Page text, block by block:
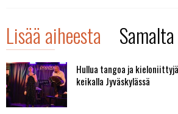
Lisää aiheesta
Hullua tangoa ja
keikalla Jyväskylässä